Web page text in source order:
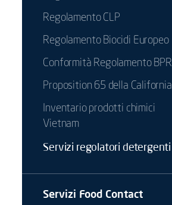
Regolamento CLP
Regolamento Biocidi Europeo
Conformità Regolamento BPR
Proposition 65 della California
Inventario prodotti chimici
Vietnam
Servizi regolatori detergenti
Servizi Food Contact